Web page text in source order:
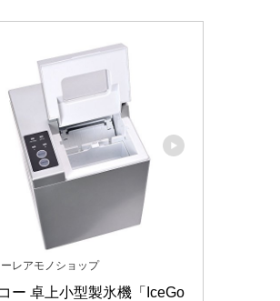
レアモノショップ
ー 卓上小型製氷機「IceGo